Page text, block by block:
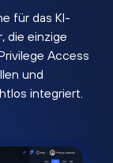
für das KI-
die einzige
Access
und
integriert.